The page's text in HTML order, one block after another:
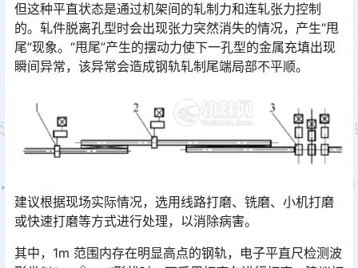
但这种平直状态是通过机架间的轧制力和连轧张力控制
的。轧件脱离孔型时会出现张力突然消失的情况，产生“甩
尾”现象。“甩尾”产生的摆动力使下一孔型的金属充填出现
瞬间异常，该异常会造成钢轨轧制尾端局部不平顺。󠅅󠅃󠄵󠅂󠄪󠇖󠆨󠆨󠇕󠆞󠆒󠅬󠇘󠆭󠆘󠇙󠆝󠅵󠇗󠆭󠆁󠄐󠇗󠅹󠅸󠇖󠆍󠅳󠇖󠅹󠅰󠇖󠆌󠅹
建议根据现场实际情况，选用线路打磨、铣磨、小机打磨
或快速打磨等方式进行处理，以消除病害。
其中，1m 范围内存在明显高点的钢轨，电子平直尺检测波